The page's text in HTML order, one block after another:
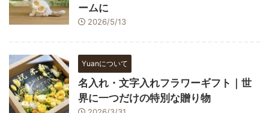
ームに
2026/5/13
Yuanについて
名入れ・文字入れフラワーギフト｜世
界に一つだけの特別な贈り物